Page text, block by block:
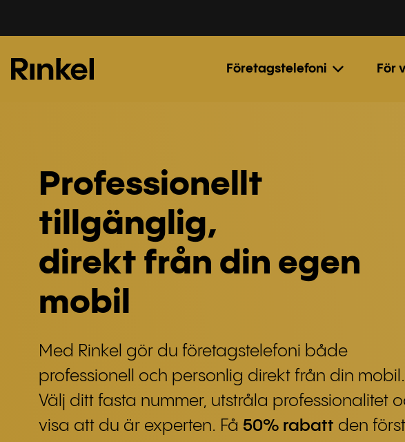
Företagstelefoni För
Professionellt
tillgänglig,
direkt från din egen
mobil
Med Rinkel gör du företagstelefoni både
professionell och personlig direkt från din mobil.
Välj ditt fasta nummer, utstråla professionalitet
visa att du är experten. Få 50% rabatt den